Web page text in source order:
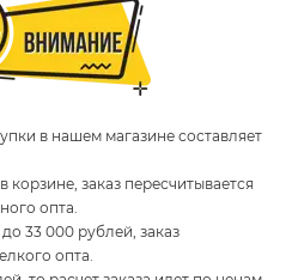
в нашем магазине составляет
заказ пересчитывается
опта.
33 000 рублей, заказ
опта.